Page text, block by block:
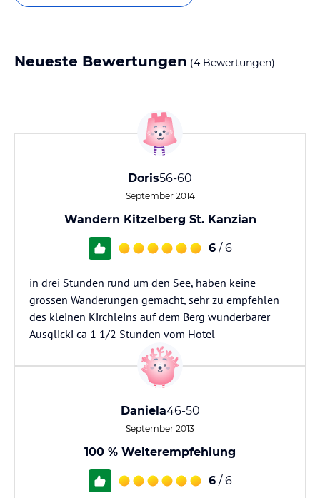
Neueste Bewertungen (4 Bewertungen)
Doris56-60
September 2014
Wandern Kitzelberg St. Kanzian
6 / 6
in drei Stunden rund um den See, haben keine
grossen Wanderungen gemacht, sehr zu empfehlen
des kleinen Kirchleins auf dem Berg wunderbarer
Ausglicki ca 1 1/2 Stunden vom Hotel
Daniela46-50
September 2013
100 % Weiterempfehlung
6 / 6